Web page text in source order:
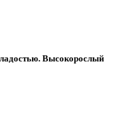
Высокорослый